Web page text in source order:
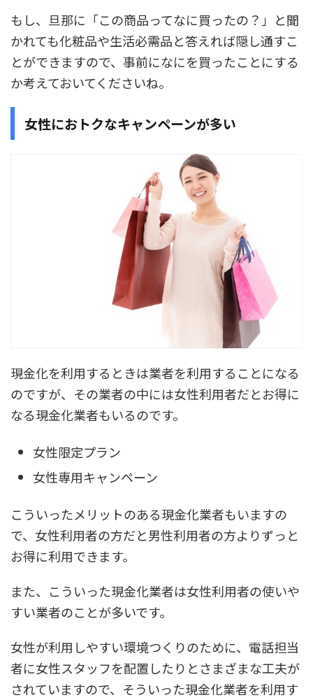
もし、旦那に「この商品ってなに買ったの？」と聞
かれても化粧品や生活必需品と答えれば隠し通すこ
とができますので、事前になにを買ったことにする
か考えておいてくださいね。
女性におトクなキャンペーンが多い
現金化を利用するときは業者を利用することになる
のですが、その業者の中には女性利用者だとお得に
なる現金化業者もいるのです。
女性限定プラン
女性専用キャンペーン
こういったメリットのある現金化業者もいますの
で、女性利用者の方だと男性利用者の方よりずっと
お得に利用できます。
また、こういった現金化業者は女性利用者の使いや
すい業者のことが多いです。
女性が利用しやすい環境つくりのために、電話担当
者に女性スタッフを配置したりとさまざまな工夫が
されていますので、そういった現金化業者を利用す